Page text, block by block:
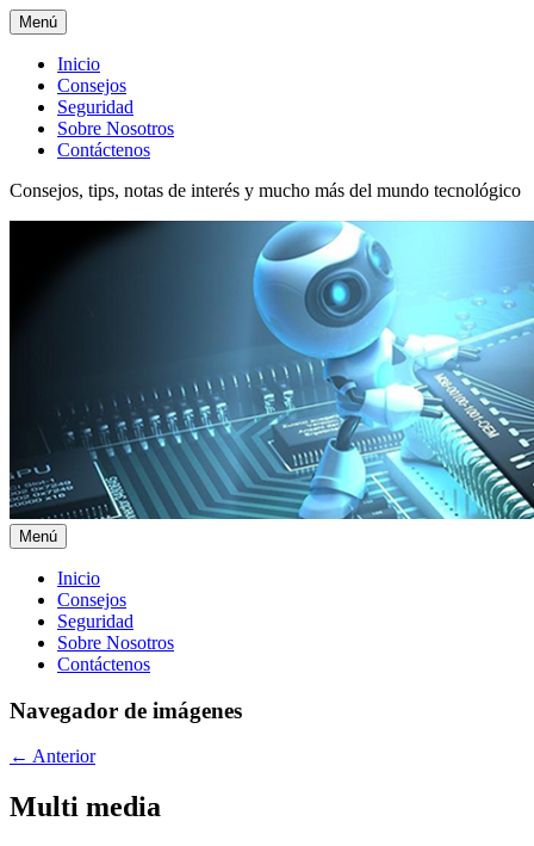
Menú
Menú
superior
Inicio
Consejos
Seguridad
Sobre Nosotros
Contáctenos
Consejos, tips, notas de interés y mucho más del mundo tecnológico
Menú
Menú
principal
Inicio
Consejos
Seguridad
Sobre Nosotros
Contáctenos
Navegador de imágenes
← Anterior
Multi media